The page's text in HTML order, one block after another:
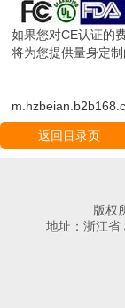
如果您对CE认证的
将为您提供量身定制
返回目录页
版权
地址：浙江省